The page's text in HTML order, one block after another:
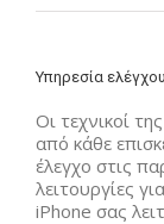
Υπηρεσία
Οι τεχνικοί
από κάθε
έλεγχο στις
λειτουργίες
iPhone σας